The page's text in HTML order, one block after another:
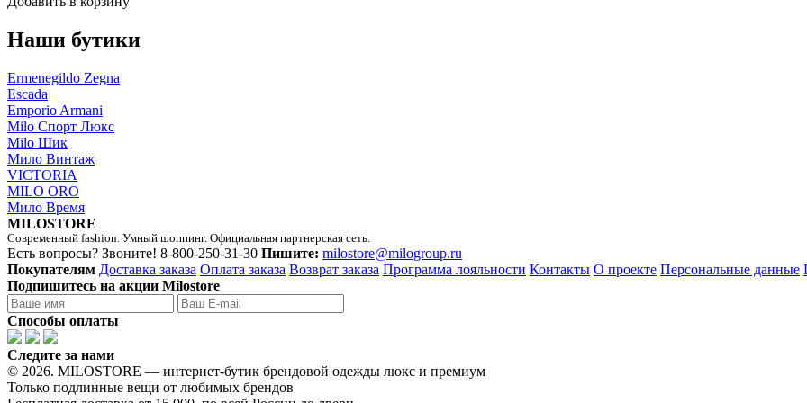
Наши бутики
Ermenegildo Zegna
Escada
Emporio Armani
Milo Спорт Люкс
Milo Шик
Мило Винтаж
VICTORIA
MILO ORO
Мило Время
MILOSTORE
Современный fashion. Умный шоппинг. Официальная партнерская сеть.
Есть вопросы? Звоните! 8-800-250-31-30 Пишите: milostore@milogroup.ru
Покупателям Доставка заказа Оплата заказа Возврат заказа Программа лояльности Контакты О проекте Персональные данные
Подпишитесь на акции Milostore
Способы оплаты
Следите за нами
© 2026. MILOSTORE — интернет-бутик брендовой одежды люкс и премиум
Только подлинные вещи от любимых брендов